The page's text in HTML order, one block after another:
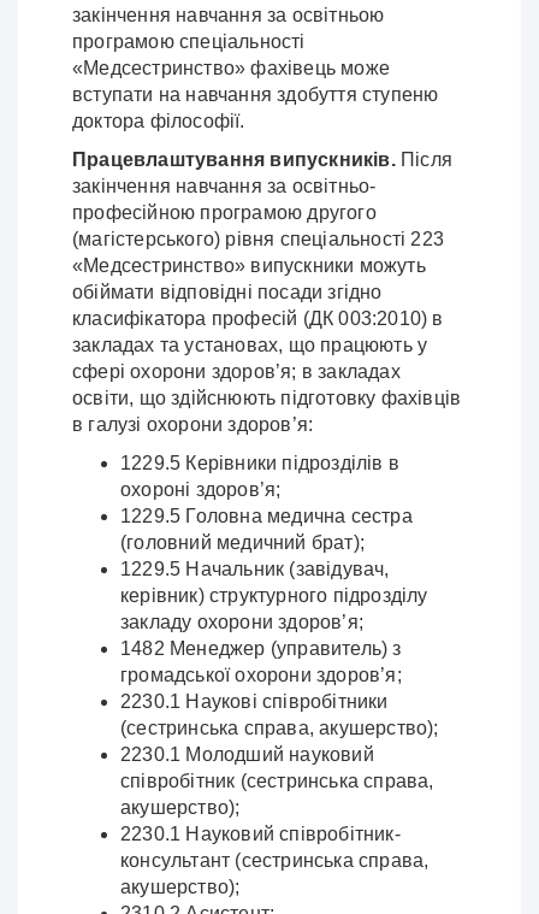
закінчення навчання за освітньою
програмою спеціальності
«Медсестринство» фахівець може
вступати на навчання здобуття ступеню
доктора філософії.
Працевлаштування випускників. Після
закінчення навчання за освітньо-
професійною програмою другого
(магістерського) рівня спеціальності 223
«Медсестринство» випускники можуть
обіймати відповідні посади згідно
класифікатора професій (ДК 003:2010) в
закладах та установах, що працюють у
сфері охорони здоров’я; в закладах
освіти, що здійснюють підготовку фахівців
в галузі охорони здоров’я:
1229.5 Керівники підрозділів в
охороні здоров’я;
1229.5 Головна медична сестра
(головний медичний брат);
1229.5 Начальник (завідувач,
керівник) структурного підрозділу
закладу охорони здоров’я;
1482 Менеджер (управитель) з
громадської охорони здоров’я;
2230.1 Наукові співробітники
(сестринська справа, акушерство);
2230.1 Молодший науковий
співробітник (сестринська справа,
акушерство);
2230.1 Науковий співробітник-
консультант (сестринська справа,
акушерство);